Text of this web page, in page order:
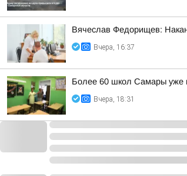
Вячеслав Федорищев:
Вчера, 16:37
Более 60 школ Самары уже
Вчера, 18:31